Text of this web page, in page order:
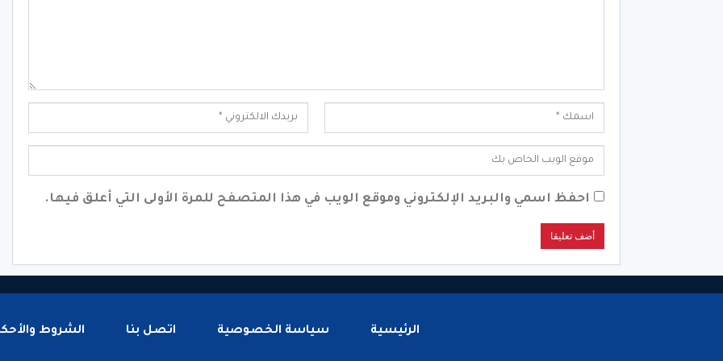
احفظ اسمي والبريد الإلكتروني وموقع الويب في هذا المتصفح للمرة الأولى التي أعلق فيها.
الرئيسية سياسة الخصوصية اتصل بنا الشروط